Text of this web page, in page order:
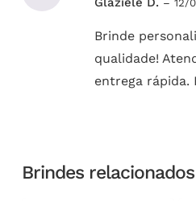
5de 5 – 12/
Brinde
qualidade!
entrega rápida.
Brindes relacionados